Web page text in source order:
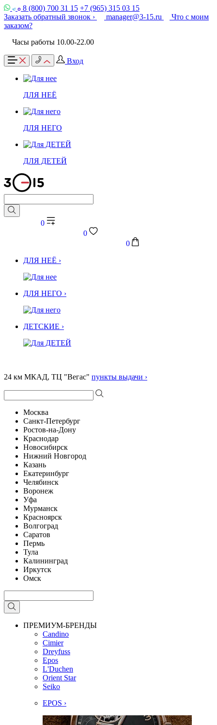
8 (800) 700 31 15 +7 (965) 315 03 15
Заказать обратный звонок ›
manager@3-15.ru
Что с моим
заказом?
Часы работы 10.00-22.00
Вход
ДЛЯ НЕЁ
ДЛЯ НЕГО
ДЛЯ ДЕТЕЙ
0
0
0
ДЛЯ НЕЁ ›
ДЛЯ НЕГО ›
ДЕТСКИЕ ›
24 км МКАД, ТЦ "Вегас" пункты выдачи ›
Москва
Санкт-Петербург
Ростов-на-Дону
Краснодар
Новосибирск
Нижний Новгород
Казань
Екатеринбург
Челябинск
Воронеж
Уфа
Мурманск
Красноярск
Волгоград
Саратов
Пермь
Тула
Калининград
Иркутск
Омск
ПРЕМИУМ-БРЕНДЫ
Candino
Cimier
Dreyfuss
Epos
L'Duchen
Orient Star
Seiko
EPOS ›